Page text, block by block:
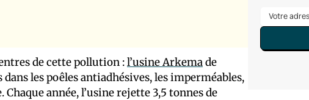
de cette pollution :l’usine Arkemade
les poêles antiadhésives, les imperméables,
année, l’usine rejette 3,5 tonnes de